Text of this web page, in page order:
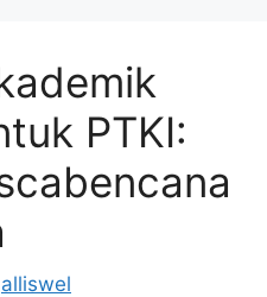
PTKI:
alliswel